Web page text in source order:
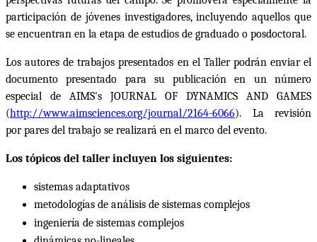
participación de jóvenes investigadores, incluyendo aquellos que
se encuentran en la etapa de estudios de graduado o posdoctoral.
Los autores de trabajos presentados en el Taller podrán enviar el
documento presentado para su publicación en un número
especial de AIMS's JOURNAL OF DYNAMICS AND GAMES
(http://www.aimsciences.org/journal/2164-6066). La revisión
por pares del trabajo se realizará en el marco del evento.
Los tópicos del taller incluyen los siguientes:
sistemas adaptativos
metodologías de análisis de sistemas complejos
ingeniería de sistemas complejos